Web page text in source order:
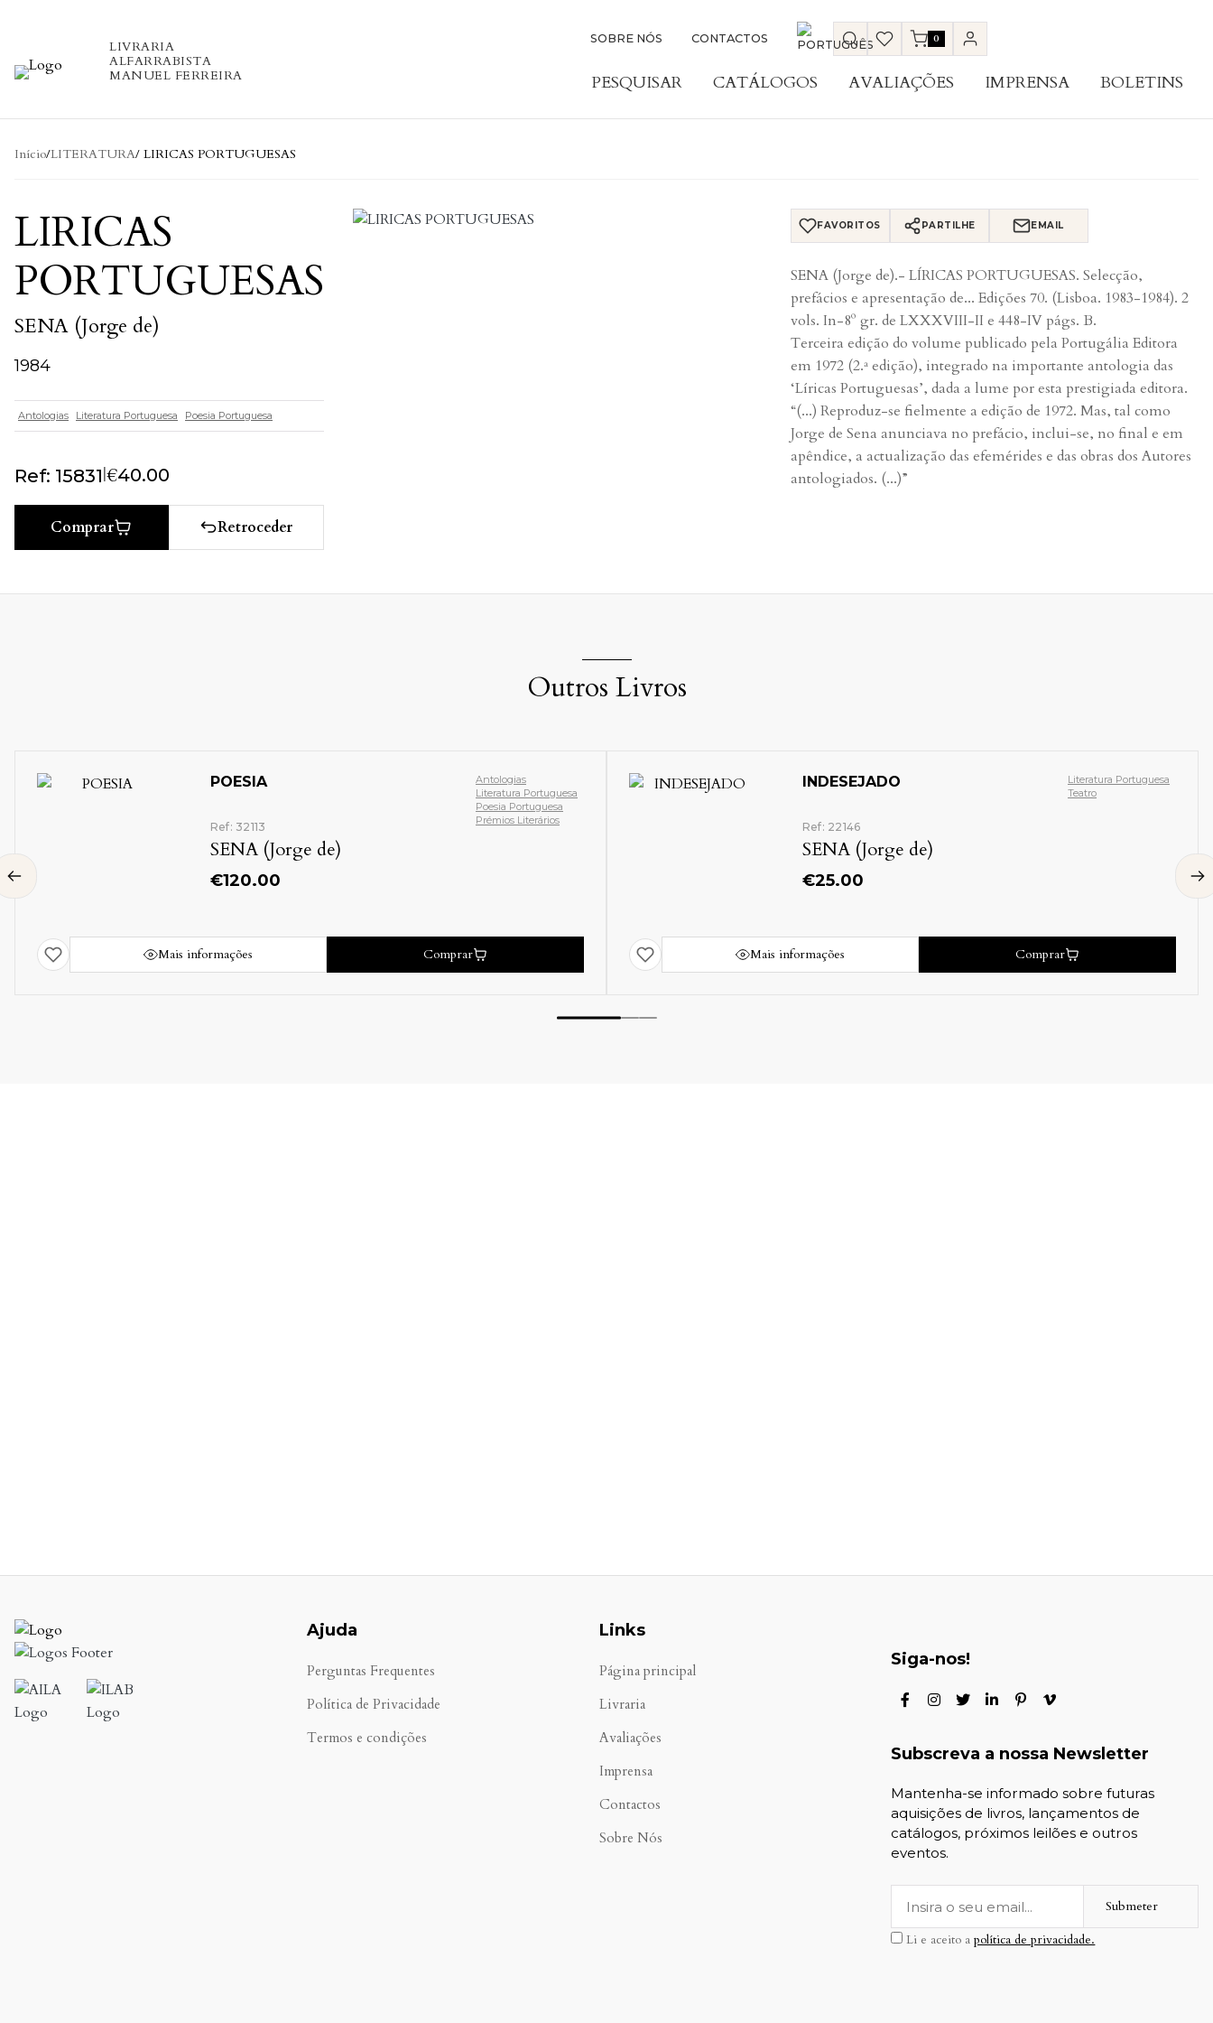
LIVRARIA
ALFARRABISTA
MANUEL FERREIRA
SOBRE NÓS CONTACTOS 0
PESQUISAR CATÁLOGOS AVALIAÇÕES IMPRENSA BOLETINS
Início/LITERATURA/ LIRICAS PORTUGUESAS
LIRICAS
PORTUGUESAS
SENA (Jorge de)
1984
Antologias Literatura Portuguesa Poesia Portuguesa
Ref: 15831|€40.00
Comprar Retroceder
FAVORITOS PARTILHE EMAIL
SENA (Jorge de).- LÍRICAS PORTUGUESAS. Selecção,
prefácios e apresentação de... Edições 70. (Lisboa. 1983-1984). 2
vols. In-8º gr. de LXXXVIII-II e 448-IV págs. B.
Terceira edição do volume publicado pela Portugália Editora
em 1972 (2.ª edição), integrado na importante antologia das
‘Líricas Portuguesas’, dada a lume por esta prestigiada editora.
“(...) Reproduz-se fielmente a edição de 1972. Mas, tal como
Jorge de Sena anunciava no prefácio, inclui-se, no final e em
apêndice, a actualização das efemérides e das obras dos Autores
antologiados. (...)”
Outros Livros
POESIA
Ref: 32113
SENA (Jorge de)
€120.00
Antologias
Literatura Portuguesa
Poesia Portuguesa
Prémios Literários
Mais informações Comprar
INDESEJADO
Ref: 22146
SENA (Jorge de)
€25.00
Literatura Portuguesa
Teatro
Mais informações Comprar
Ajuda
Perguntas Frequentes
Política de Privacidade
Termos e condições
Links
Página principal
Livraria
Avaliações
Imprensa
Contactos
Sobre Nós
Siga-nos!
Subscreva a nossa Newsletter
Mantenha-se informado sobre futuras
aquisições de livros, lançamentos de
catálogos, próximos leilões e outros
eventos.
Submeter
Li e aceito apolítica de privacidade.